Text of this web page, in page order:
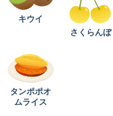
キウイ
さくらんぼ
タンポポオ
ムライス